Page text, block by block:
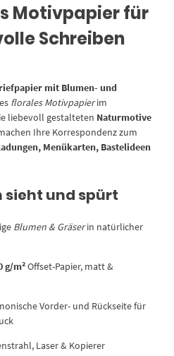
Motivpapier für
Schreiben
mit Blumen- und
florales Motivpapierim
liebevoll gestalteten Naturmotive
Ihre Korrespondenz zum
Menükarten, Bastelideen
sieht und spürt
Blumen & Gräserin natürlicher
g/m²Offset-Papier, matt &
Vorder- und Rückseite für
Laser & Kopierer